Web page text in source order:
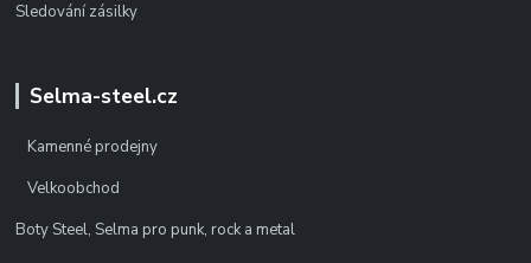
Sledování zásilky
Selma-steel.cz
Kamenné prodejny
Velkoobchod
Boty Steel, Selma pro punk, rock a metal